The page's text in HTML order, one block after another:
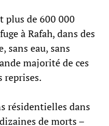
plus de 600 000
à Rafah, dans des
sans eau, sans
majorité de ces
reprises.
résidentielles dans
de morts –